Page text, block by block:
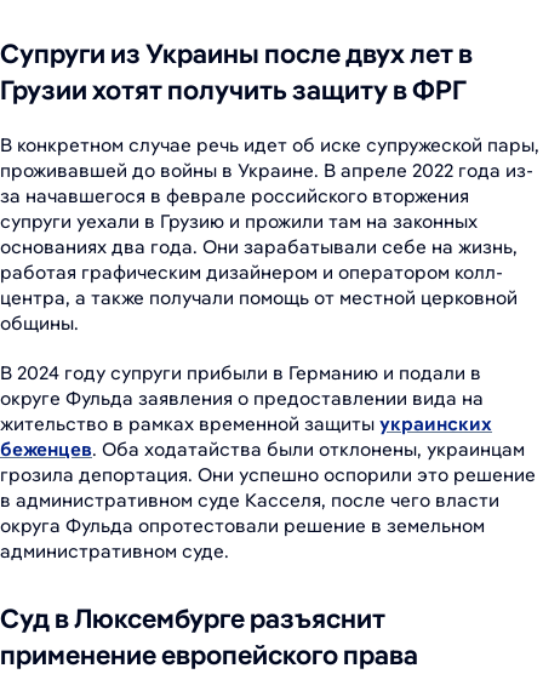
Супруги из Украины после двух лет в
Грузии хотят получить защиту в ФРГ
В конкретном случае речь идет об иске супружеской пары,
проживавшей до войны в Украине. В апреле 2022 года из-
за начавшегося в феврале российского вторжения
супруги уехали в Грузию и прожили там на законных
основаниях два года. Они зарабатывали себе на жизнь,
работая графическим дизайнером и оператором колл-
центра, а также получали помощь от местной церковной
общины.
В 2024 году супруги прибыли в Германию и подали в
округе Фульда заявления о предоставлении вида на
жительство в рамках временной защиты украинских
беженцев. Оба ходатайства были отклонены, украинцам
грозила депортация. Они успешно оспорили это решение
в административном суде Касселя, после чего власти
округа Фульда опротестовали решение в земельном
административном суде.
Суд в Люксембурге разъяснит
применение европейского права